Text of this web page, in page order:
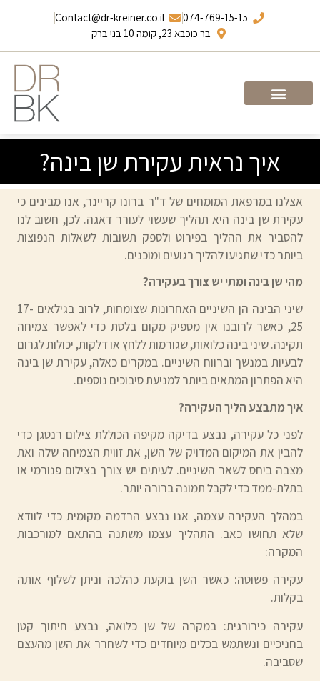
074-769-15-15
Contact@dr-kreiner.co.il
בר כוכבא 23, קומה 10 בני ברק
איך נראית עקירת שן בינה?
אצלנו במרפאת המומחים של ד"ר ברונו קריינר, אנו מבינים כי
עקירת שן בינה היא תהליך שעשוי לעורר דאגה. לכן, חשוב לנו
להסביר את ההליך בפירוט ולספק תשובות לשאלות הנפוצות
ביותר כדי שתגיעו להליך רגועים ומוכנים.
מהי שן בינה ומתי יש צורך בעקירה?
שיני הבינה הן השיניים האחרונות שצומחות, לרוב בגילאים 17-
25, כאשר לרובנו אין מספיק מקום בלסת כדי לאפשר צמיחה
תקינה. שיני בינה כלואות, שגורמות ללחץ או דלקות, יכולות לגרום
לבעיות במנשך וברווח השיניים. במקרים כאלה, עקירת שן בינה
היא הפתרון המתאים ביותר למניעת סיבוכים נוספים.
איך מתבצע הליך העקירה?
לפני כל עקירה, נבצע בדיקה מקיפה הכוללת צילום רנטגן כדי
להבין את המיקום המדויק של השן, את זווית הצמיחה שלה ואת
מצבה ביחס לשאר השיניים. לעיתים יש צורך בצילום פנורמי או
בתלת-ממד כדי לקבל תמונה ברורה יותר.
במהלך העקירה עצמה, אנו נבצע הרדמה מקומית כדי לוודא
שלא תחושו כאב. התהליך עצמו משתנה בהתאם למורכבות
המקרה:
עקירה פשוטה: כאשר השן בוקעת כהלכה וניתן לשלוף אותה
בקלות.
עקירה כירורגית: במקרה של שן כלואה, נבצע חיתוך קטן
בחניכיים ונשתמש בכלים מיוחדים כדי לשחרר את השן מהעצם
שסביבה.